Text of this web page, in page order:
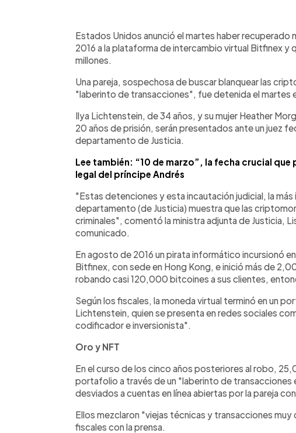
► Escuchar artículo
Estados Unidos anunció el martes haber
2016 a la plataforma de intercambio virtual Bitfinex y
millones.
Una pareja, sospechosa de buscar blanquear las
"laberinto de transacciones", fue detenida el martes
Ilya Lichtenstein, de 34 años, y su mujer Heather
20 años de prisión, serán presentados ante un juez
departamento de Justicia.
Lee también: “10 de marzo”, la fecha crucial que
legal del príncipe Andrés
"Estas detenciones y esta incautación judicial, la
departamento (de Justicia) muestra que las
criminales", comentó la ministra adjunta de Justicia,
comunicado.
En agosto de 2016 un pirata informático incursionó
Bitfinex, con sede en Hong Kong, e inició más de
robando casi 120,000 bitcoines a sus clientes,
Según los fiscales, la moneda virtual terminó en un
Lichtenstein, quien se presenta en redes sociales
codificador e inversionista".
Oro y NFT
En el curso de los cinco años posteriores al robo,
portafolio a través de un "laberinto de
desviados a cuentas en línea abiertas por la pareja
Ellos mezclaron "viejas técnicas y transacciones
fiscales con la prensa.